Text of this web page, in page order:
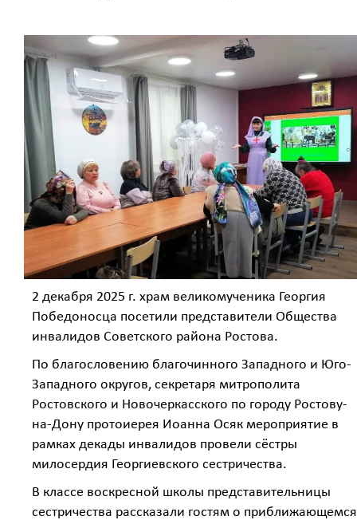
2 декабря 2025 г. храм великомученика Георгия
Победоносца посетили представители Общества
инвалидов Советского района Ростова.
По благословению благочинного Западного и Юго-
Западного округов, секретаря митрополита
Ростовского и Новочеркасского по городу Ростову-
на-Дону протоиерея Иоанна Осяк мероприятие в
рамках декады инвалидов провели сёстры
милосердия Георгиевского сестричества.
В классе воскресной школы представительницы
сестричества рассказали гостям о приближающемся